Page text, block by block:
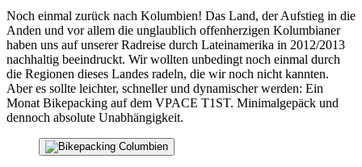
Noch einmal zurück nach Kolumbien! Das Land, der Aufstieg in die
Anden und vor allem die unglaublich offenherzigen Kolumbianer
haben uns auf unserer Radreise durch Lateinamerika in 2012/2013
nachhaltig beeindruckt. Wir wollten unbedingt noch einmal durch
die Regionen dieses Landes radeln, die wir noch nicht kannten.
Aber es sollte leichter, schneller und dynamischer werden: Ein
Monat Bikepacking auf dem VPACE T1ST. Minimalgepäck und
dennoch absolute Unabhängigkeit.